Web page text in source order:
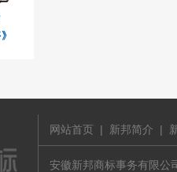
网站首页 | 新邦简介 |
安徽新邦商标事务有限公